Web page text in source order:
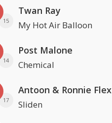
15
Twan Ray
My Hot Air Balloon
14
Post Malone
Chemical
17
Antoon & Ronnie Flex
Sliden